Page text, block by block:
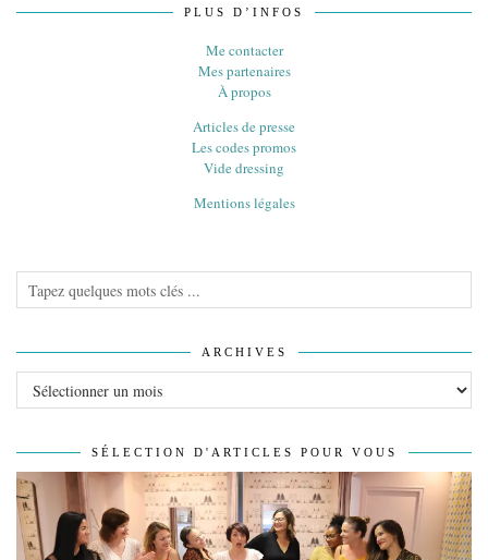
PLUS D’INFOS
Me contacter
Mes partenaires
À propos
Articles de presse
Les codes promos
Vide dressing
Mentions légales
ARCHIVES
SÉLECTION D'ARTICLES POUR VOUS